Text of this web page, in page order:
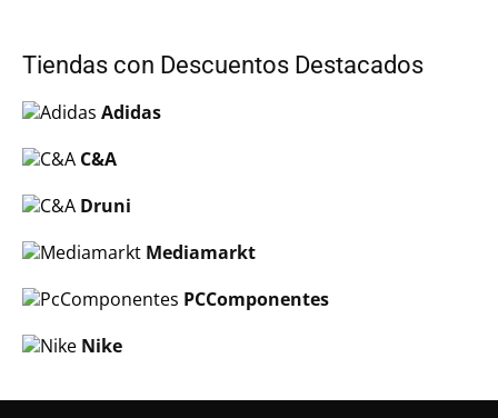
Tiendas con Descuentos Destacados
Adidas
C&A
Druni
Mediamarkt
PCComponentes
Nike